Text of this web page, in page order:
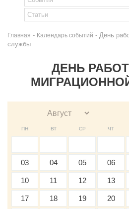
Главная - Календарь событий - День
службы
ДЕНЬ
ПН ВТ СР ЧТ
03 04 05 06
10 11 12 13
17 18 19 20